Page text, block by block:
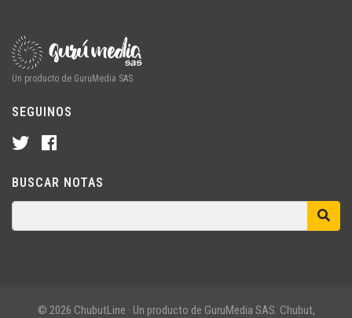
Un producto de GuruMedia SAS
SEGUINOS
BUSCAR NOTAS
© 2026 ChubutLine · Un producto de GuruMedia SAS. Chubut,